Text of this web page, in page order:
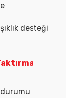
desteği
durumu